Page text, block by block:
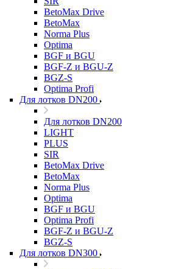
BetoMax Drive
BetoMax
Norma Plus
Optima
BGF и BGU
BGF-Z и BGU-Z
BGZ-S
Optima Profi
Для лотков DN200
Для лотков DN200
LIGHT
PLUS
SIR
BetoMax Drive
BetoMax
Norma Plus
Optima
BGF и BGU
Optima Profi
BGF-Z и BGU-Z
BGZ-S
Для лотков DN300